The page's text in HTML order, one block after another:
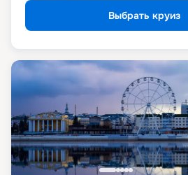
Выбрать круиз